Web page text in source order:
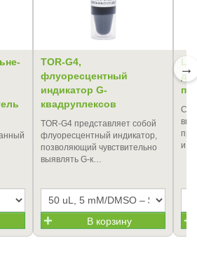
TOR-G4,
флуоресцентный
индикатор G-
квадруплексов
TOR-G4 представляет собой
флуоресцентный индикатор,
позволяющий чувствительно
выявлять G-к…
В корзину
и
→